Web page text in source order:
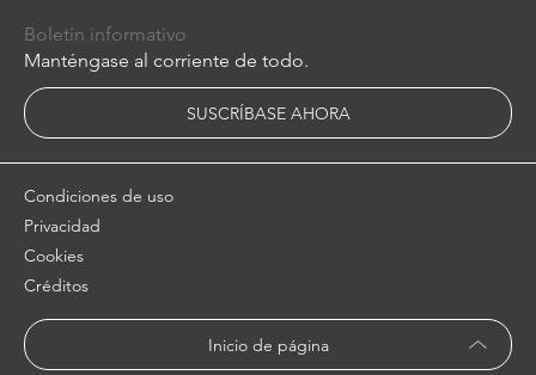
Boletín informativo
Manténgase al corriente de todo.
SUSCRÍBASE AHORA
Inicio de página
Condiciones de uso
Privacidad
Cookies
Créditos